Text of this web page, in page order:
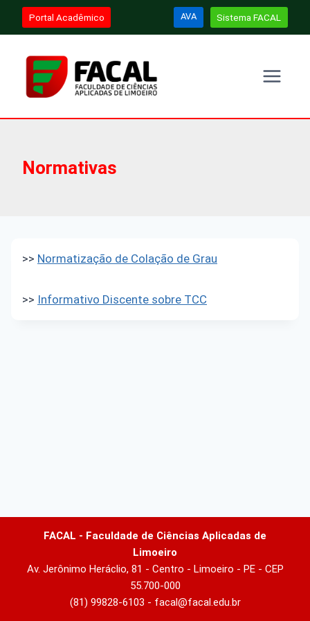
Pular
Conteúdo
Portal Acadêmico AVA Sistema FACAL
Normativas
>> Normatização de Colação de Grau
>> Informativo Discente sobre TCC
FACAL - Faculdade de Ciências Aplicadas de
Limoeiro
Av. Jerônimo Heráclio, 81 - Centro - Limoeiro - PE - CEP
55.700-000
(81) 99828-6103 - facal@facal.edu.br